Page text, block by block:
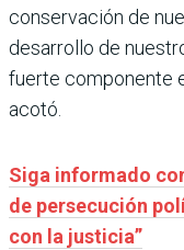
conservación de
desarrollo de
fuerte componente
acotó.
Siga informado
de persecución
con la justicia”